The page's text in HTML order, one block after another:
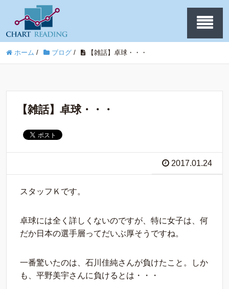
ホーム / ブログ / 【雑話】卓球・・・
【雑話】卓球・・・
2017.01.24
スタッフＫです。
卓球には全く詳しくないのですが、特に女子は、何
だか日本の選手層ってだいぶ厚そうですね。
一番驚いたのは、石川佳純さんが負けたこと。しか
も、平野美宇さんに負けるとは・・・